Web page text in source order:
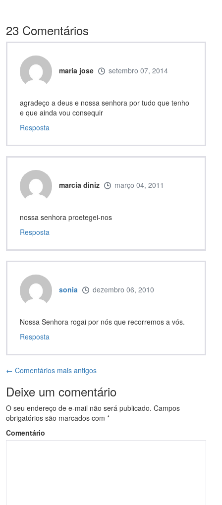
23 Comentários
maria jose setembro 07, 2014
agradeço a deus e nossa senhora por tudo que tenho
e que ainda vou consequir
Resposta
marcia diniz março 04, 2011
nossa senhora proetegei-nos
Resposta
sonia dezembro 06, 2010
Nossa Senhora rogai por nós que recorremos a vós.
Resposta
← Comentários mais antigos
Deixe um comentário
O seu endereço de e-mail não será publicado. Campos
obrigatórios são marcados com *
Comentário